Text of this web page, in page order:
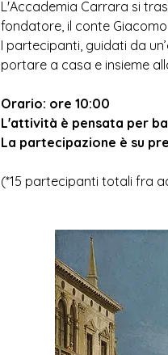
L'Accademia Carrara si
fondatore, il conte
I partecipanti, guidati da
portare a casa e insieme
Orario: ore 10:00
L'attività è pensata per
La partecipazione è su
(*15 partecipanti totali fra